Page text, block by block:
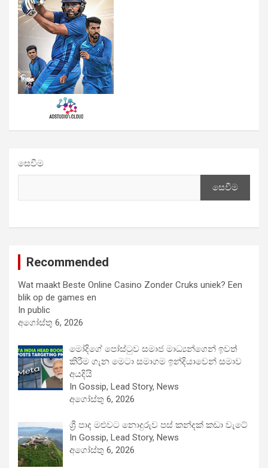
සෙවීම
සෙවීම
Recommended
Wat maakt Beste Online Casino Zonder Cruks uniek? Een
blik op de games en
In public
අගෝස්තු 6, 2026
මෝදිගේ පෝස්ටුව සමාජ මාධ්‍යන්ගෙන් ඉවත්
කිරීම ගැන මෙටා සමාගම ඉන්දියාවෙන් සමාව
අයදියි
In Gossip, Lead Story, News
අගෝස්තු 6, 2026
ශ්‍රී පාද මළුවට නොදුරුව පස් කන්දක් කඩා වැටේ
In Gossip, Lead Story, News
අගෝස්තු 6, 2026